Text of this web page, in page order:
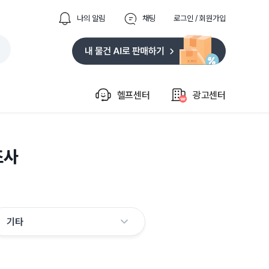
나의 알림 채팅 로그인 / 회원가입
헬프센터 광고센터
사
기타